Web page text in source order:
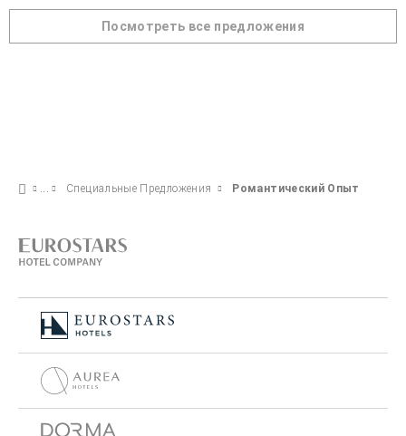
Посмотреть все предложения
Специальные Предложения Pомантический Опыт